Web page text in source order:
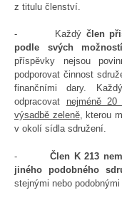
z titulu členství.
- Každý člen
podle svých
příspěvky nejsou
podporovat činnost
finančními dary.
odpracovat nejméně
výsadbě zeleně, kterou
v okolí sídla sdružení.
- Člen K 213
jiného podobného
stejnými nebo